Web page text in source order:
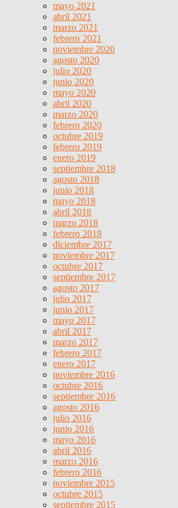
mayo 2021
abril 2021
marzo 2021
febrero 2021
noviembre 2020
agosto 2020
julio 2020
junio 2020
mayo 2020
abril 2020
marzo 2020
febrero 2020
octubre 2019
febrero 2019
enero 2019
septiembre 2018
agosto 2018
junio 2018
mayo 2018
abril 2018
marzo 2018
febrero 2018
diciembre 2017
noviembre 2017
octubre 2017
septiembre 2017
agosto 2017
julio 2017
junio 2017
mayo 2017
abril 2017
marzo 2017
febrero 2017
enero 2017
noviembre 2016
octubre 2016
septiembre 2016
agosto 2016
julio 2016
junio 2016
mayo 2016
abril 2016
marzo 2016
febrero 2016
noviembre 2015
octubre 2015
septiembre 2015